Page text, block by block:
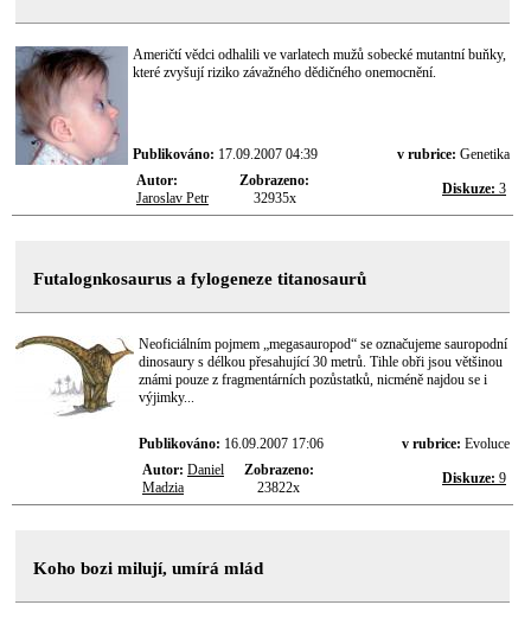
Američtí vědci odhalili ve varlatech mužů sobecké mutantní buňky,
které zvyšují riziko závažného dědičného onemocnění.
Publikováno: 17.09.2007 04:39 v rubrice: Genetika
Autor:
Jaroslav Petr
Zobrazeno:
32935x
Diskuze: 3
Futalognkosaurus a fylogeneze titanosaurů
Neoficiálním pojmem „megasauropod“ se označujeme sauropodní
dinosaury s délkou přesahující 30 metrů. Tihle obři jsou většinou
známi pouze z fragmentárních pozůstatků, nicméně najdou se i
výjimky...
Publikováno: 16.09.2007 17:06 v rubrice: Evoluce
Autor: Daniel
Madzia
Zobrazeno:
23822x
Diskuze: 9
Koho bozi milují, umírá mlád